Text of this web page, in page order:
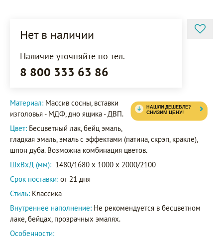
Нет в наличии
Наличие уточняйте по тел.
8 800 333 63 86
Материал: Массив сосны, вставки
изголовья - МДФ, дно ящика - ДВП.
Цвет: Бесцветный лак, бейц эмаль,
гладкая эмаль, эмаль с эффектами (патина, скрэп, кракле),
шпон дуба. Возможна комбинация цветов.
ШxВxД (мм): 1480/1680 x 1000 x 2000/2100
Срок поставки: от 21 дня
Стиль: Классика
Внутреннее наполнение: Не рекомендуется в бесцветном
лаке, бейцах, прозрачных эмалях.
Особенности: